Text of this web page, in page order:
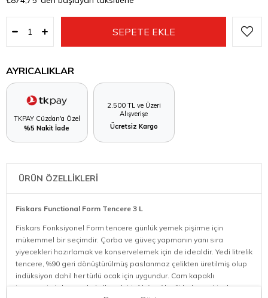
AYRICALIKLAR
TKPAY Cüzdan'a Özel
%5 Nakit İade
2.500 TL ve Üzeri
Alışverişe
Ücretsiz Kargo
ÜRÜN ÖZELLİKLERİ
Fiskars Functional Form Tencere 3 L
Fiskars Fonksiyonel Form tencere günlük yemek pişirme için
mükemmel bir seçimdir. Çorba ve güveç yapmanın yanı sıra
yiyecekleri hazırlamak ve konservelemek için de idealdir. Yedi litrelik
tencere, %90 geri dönüştürülmüş paslanmaz çelikten üretilmiş olup
indüksiyon dahil her türlü ocak için uygundur. Cam kapaklı
tencerenin iç kısmında kullanışlı bir ölçüm ölçeği bulunmaktadır.